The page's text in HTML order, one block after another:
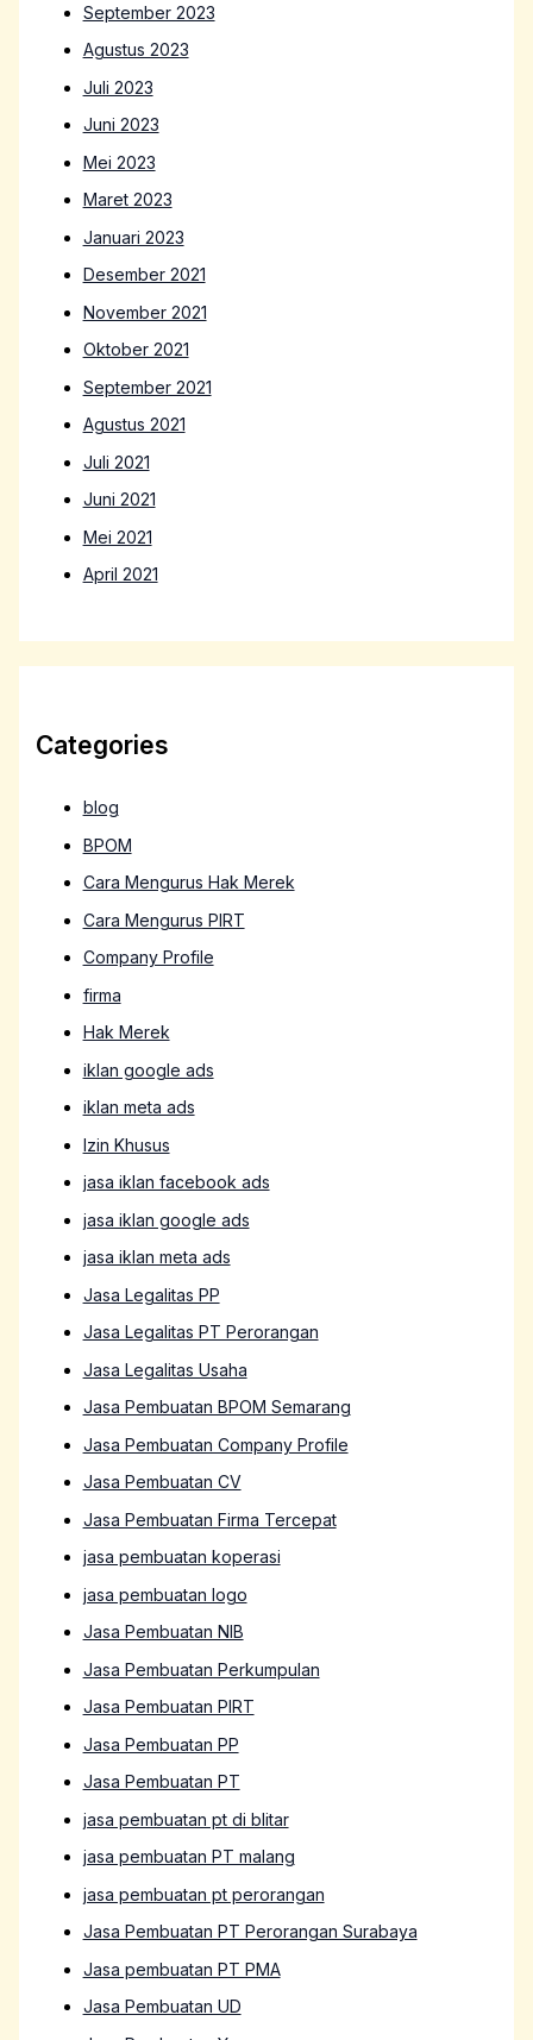
September 2023
Agustus 2023
Juli 2023
Juni 2023
Mei 2023
Maret 2023
Januari 2023
Desember 2021
November 2021
Oktober 2021
September 2021
Agustus 2021
Juli 2021
Juni 2021
Mei 2021
April 2021
Categories
blog
BPOM
Cara Mengurus Hak Merek
Cara Mengurus PIRT
Company Profile
firma
Hak Merek
iklan google ads
iklan meta ads
Izin Khusus
jasa iklan facebook ads
jasa iklan google ads
jasa iklan meta ads
Jasa Legalitas PP
Jasa Legalitas PT Perorangan
Jasa Legalitas Usaha
Jasa Pembuatan BPOM Semarang
Jasa Pembuatan Company Profile
Jasa Pembuatan CV
Jasa Pembuatan Firma Tercepat
jasa pembuatan koperasi
jasa pembuatan logo
Jasa Pembuatan NIB
Jasa Pembuatan Perkumpulan
Jasa Pembuatan PIRT
Jasa Pembuatan PP
Jasa Pembuatan PT
jasa pembuatan pt di blitar
jasa pembuatan PT malang
jasa pembuatan pt perorangan
Jasa Pembuatan PT Perorangan Surabaya
Jasa pembuatan PT PMA
Jasa Pembuatan UD